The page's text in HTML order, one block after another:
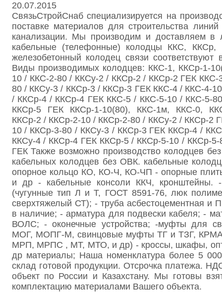
20.07.2015
СвязьСтройСнаб специализируется на
поставке материалов для строительства
канализации. Мы производим и доставляем
кабельные (телефонные) колодцы ККС,
железобетонный колодец связи
Виды производимых колодцев: ККС-1, ККСр-1-
10 / ККС-2-80 / ККСу-2 / ККСр-2 / ККСр-2 ГЕК ККС-
80 / ККСу-3 / ККСр-3 / ККСр-3 ГЕК ККС-4 / ККС-4-
/ ККСр-4 / ККСр-4 ГЕК ККС-5 / ККС-5-10 / ККС-5-
ККСр-5 ГЕК ККСр-1-10(80), ККС-1м, ККС-0,
ККСр-2 / ККСр-2-10 / ККСр-2-80 / ККСу-2 / ККСр-2
10 / ККСр-3-80 / ККСу-3 / ККСр-3 ГЕК ККСр-4 /
ККСу-4 / ККСр-4 ГЕК ККСр-5 / ККСр-5-10 / ККСр-
ГЕК Также возможно производство колодцев
кабельных колодцев без ОВК. кабельные
опорное кольцо КО, КО-Ч, КО-ЧП - опорные
и др - кабельные консоли ККЧ, кронштейны.
(чугунные тип Л и Т, ГОСТ 8591-76, люк
сверхтяжелый СТ); - труба асбестоцементная и
в наличие; - арматура для подвески кабеля; -
ВОЛС; - оконечные устройства; -муфты для
МОГ, МОПГ-М, свинцовые муфты ТГ и ТЗГ,
МРП, МРПС , МТ, МТО, и др) - кроссы, шкафы,
др материалы; Наша номенклатура более 5
склад готовой продукции. Отсрочка платежа.
объект по России и Казахстану. Мы готовы
комплектацию материалами Вашего объекта.